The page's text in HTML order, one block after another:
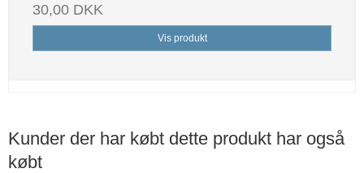
30,00 DKK
Vis produkt
Kunder der har købt dette produkt har også
købt